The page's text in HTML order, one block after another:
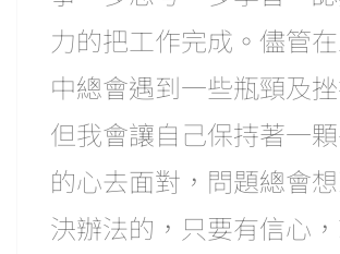
力的把工作完成。儘管
中總會遇到一些瓶頸及挫
但我會讓自己保持著一
的心去面對，問題總會
決辦法的，只要有信心